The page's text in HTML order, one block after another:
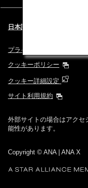
日本語 | Benelux (都市と言
プライバシーポリシー
クッキーポリシー
クッキー詳細設定
サイト利用規約
外部サイトの場合はアクセ
能性があります。
Copyright © ANA | ANA X